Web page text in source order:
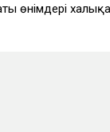
өнімдері